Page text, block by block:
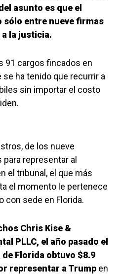
asunto es que el
sólo entre nueve firmas
la justicia.
91 cargos fincados en
ha tenido que recurrir a
sin importar el costo
de los nueve
representar al
el tribunal, el que más
el momento le pertenece
con sede en Florida.
Chris Kise &
PLLC, el año pasado el
Florida obtuvo $8.9
representar a Trump en